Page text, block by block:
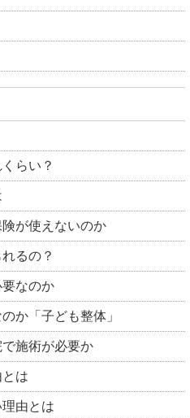
らい？
が使えないのか
るの？
なのか
か「子ども整体」
施術が必要か
は
由とは